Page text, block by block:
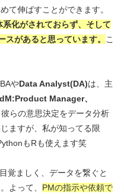
て伸ばすことができます。
化がされておらず、そして
があると思っています。
こ
やData Analyst(DA)は、主
Manager、
らの意思決定をデータ分析
ますが、私が知ってる限
もRも使えます笑
覚ましく、データを繋ぐと
よって、 PMの指示や依頼で